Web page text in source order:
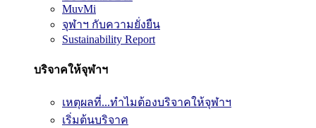
MuvMi
จุฬาฯ กับความยั่งยืน
Sustainability Report
บริจาคให้จุฬาฯ
เหตุผลที่...ทำไมต้องบริจาคให้จุฬาฯ
เริ่มต้นบริจาค